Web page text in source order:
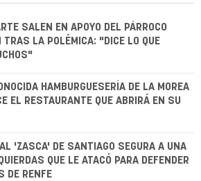
SALEN EN APOYO DEL PÁRROCO
TRAS LA POLÉMICA: "DICE LO QUE
HAMBURGUESERÍA DE LA MOREA
EL RESTAURANTE QUE ABRIRÁ EN SU
'ZASCA' DE SANTIAGO SEGURA A UNA
QUE LE ATACÓ PARA DEFENDER
DE RENFE